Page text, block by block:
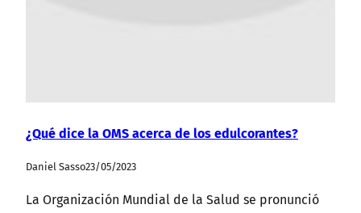
¿Qué dice la OMS acerca de los edulcorantes?
Daniel Sasso23/05/2023
La Organización Mundial de la Salud se pronunció